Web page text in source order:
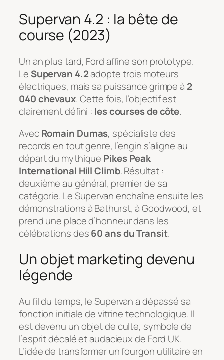
Supervan 4.2 : la bête de
course (2023)
Un an plus tard, Ford affine son prototype.
LeSupervan 4.2adopte trois moteurs
électriques, mais sa puissance grimpe à 2
040 chevaux. Cette fois, l’objectif est
clairement défini : les courses de côte.
AvecRomain Dumas, spécialiste des
records en tout genre, l’engin s’aligne au
départ du mythique Pikes Peak
International Hill Climb. Résultat :
deuxième au général, premier de sa
catégorie. Le Supervan enchaîne ensuite les
démonstrations à Bathurst, à Goodwood, et
prend une place d’honneur dans les
célébrations des60 ans du Transit.
Un objet marketing devenu
légende
Au fil du temps, le Supervan a dépassé sa
fonction initiale de vitrine technologique. Il
est devenu un objet de culte, symbole de
l’esprit décalé et audacieux de Ford UK.
L’idée de transformer un fourgon utilitaire en